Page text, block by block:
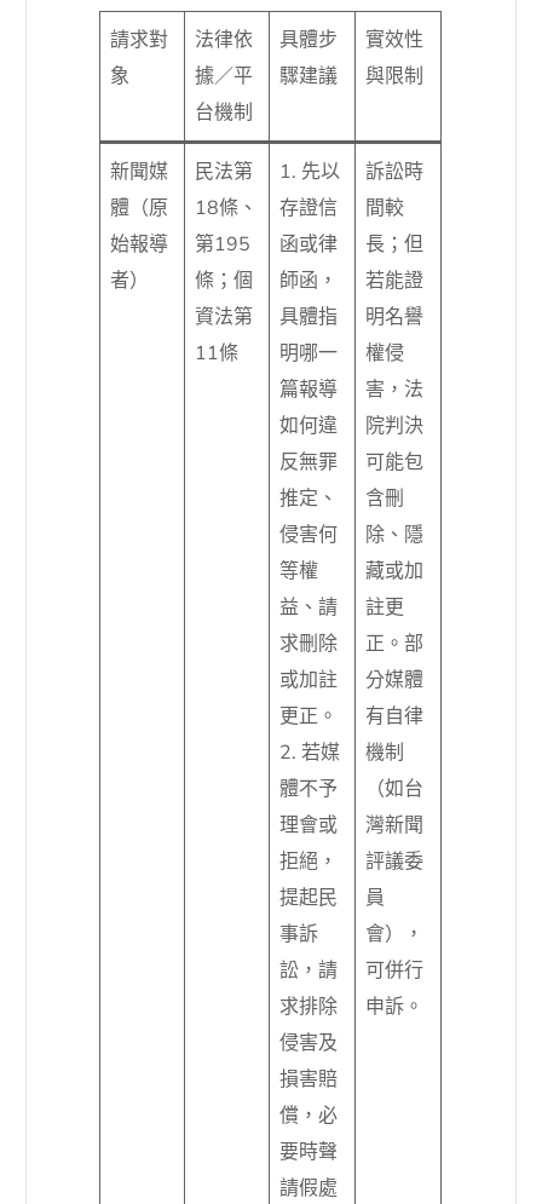
請求對
象
法律依
據／平
台機制
具體步
驟建議
實效性
與限制
新聞媒
體（原
始報導
者）
民法第
18條、
第195
條；個
資法第
11條
1. 先以
存證信
函或律
師函，
具體指
明哪一
篇報導
如何違
反無罪
推定、
侵害何
等權
益、請
求刪除
或加註
更正。
2. 若媒
體不予
理會或
拒絕，
提起民
事訴
訟，請
求排除
侵害及
損害賠
償，必
要時聲
請假處
訴訟時
間較
長；但
若能證
明名譽
權侵
害，法
院判決
可能包
含刪
除、隱
藏或加
註更
正。部
分媒體
有自律
機制
（如台
灣新聞
評議委
員
會），
可併行
申訴。